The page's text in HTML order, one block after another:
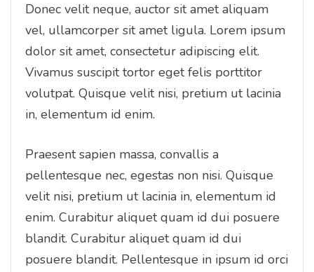
Donec velit neque, auctor sit amet aliquam
vel, ullamcorper sit amet ligula. Lorem ipsum
dolor sit amet, consectetur adipiscing elit.
Vivamus suscipit tortor eget felis porttitor
volutpat. Quisque velit nisi, pretium ut lacinia
in, elementum id enim.
Praesent sapien massa, convallis a
pellentesque nec, egestas non nisi. Quisque
velit nisi, pretium ut lacinia in, elementum id
enim. Curabitur aliquet quam id dui posuere
blandit. Curabitur aliquet quam id dui
posuere blandit. Pellentesque in ipsum id orci